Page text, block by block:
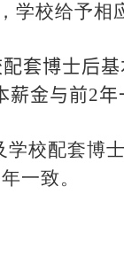
学校给予相
套博士后基
薪金与前2年
校配套博
年一致。